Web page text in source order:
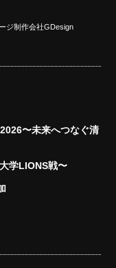
ジ制作会社GDesign
〜未来へつなぐ清
学LIONS戦〜